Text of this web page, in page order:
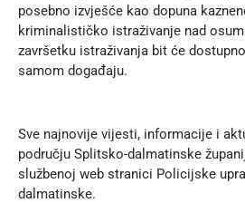
posebno izvješće kao dopuna
kriminalističko istraživanje nad
završetku istraživanja bit će
samom događaju.
Sve najnovije vijesti, informacije i
području Splitsko-dalmatinske
službenoj web stranici Policijske
dalmatinske.